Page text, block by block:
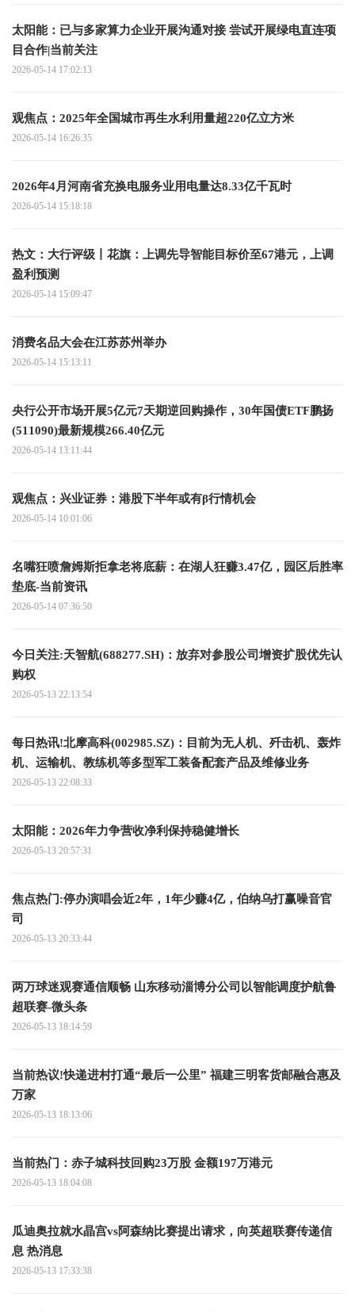
太阳能：已与多家算力企业开展沟通对接 尝试开展绿电直连项
目合作|当前关注
2026-05-14 17:02:13
观焦点：2025年全国城市再生水利用量超220亿立方米
2026-05-14 16:26:35
2026年4月河南省充换电服务业用电量达8.33亿千瓦时
2026-05-14 15:18:18
热文：大行评级丨花旗：上调先导智能目标价至67港元，上调
盈利预测
2026-05-14 15:09:47
消费名品大会在江苏苏州举办
2026-05-14 15:13:11
央行公开市场开展5亿元7天期逆回购操作，30年国债ETF鹏扬
(511090)最新规模266.40亿元
2026-05-14 13:11:44
观焦点：兴业证券：港股下半年或有β行情机会
2026-05-14 10:01:06
名嘴狂喷詹姆斯拒拿老将底薪：在湖人狂赚3.47亿，园区后胜率
垫底-当前资讯
2026-05-14 07:36:50
今日关注:天智航(688277.SH)：放弃对参股公司增资扩股优先认
购权
2026-05-13 22:13:54
每日热讯!北摩高科(002985.SZ)：目前为无人机、歼击机、轰炸
机、运输机、教练机等多型军工装备配套产品及维修业务
2026-05-13 22:08:33
太阳能：2026年力争营收净利保持稳健增长
2026-05-13 20:57:31
焦点热门:停办演唱会近2年，1年少赚4亿，伯纳乌打赢噪音官
司
2026-05-13 20:33:44
两万球迷观赛通信顺畅 山东移动淄博分公司以智能调度护航鲁
超联赛-微头条
2026-05-13 18:14:59
当前热议!快递进村打通“最后一公里” 福建三明客货邮融合惠及
万家
2026-05-13 18:13:06
当前热门：赤子城科技回购23万股 金额197万港元
2026-05-13 18:04:08
瓜迪奥拉就水晶宫vs阿森纳比赛提出请求，向英超联赛传递信
息 热消息
2026-05-13 17:33:38